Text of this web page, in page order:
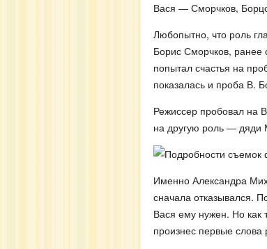
Вася — Сморчков,
Любопытно, что роль
Борис Сморчков, ранее
попытал счастья на
показалась и проба В.
Режиссер пробовал на
на другую роль — дяди
Именно Александра
сначала отказывался.
Вася ему нужен. Но как
произнес первые